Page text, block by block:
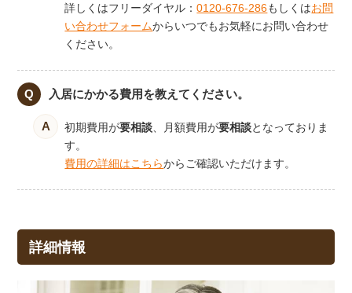
詳しくはフリーダイヤル：0120-676-286もしくはお問
い合わせフォームからいつでもお気軽にお問い合わせ
ください。
入居にかかる費用を教えてください。
初期費用が要相談 、月額費用が要相談となっておりま
す。
費用の詳細はこちらからご確認いただけます。
詳細情報